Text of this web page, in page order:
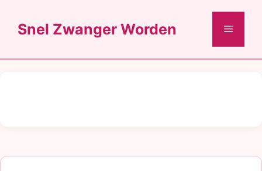
naarSnel Zwanger Worden Menu